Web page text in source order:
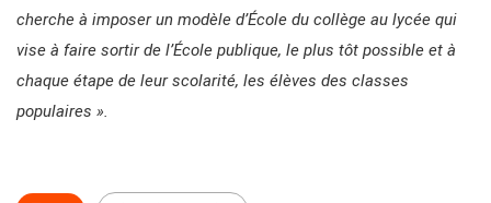
cherche à imposer un modèle d’École du collège au lycée qui
vise à faire sortir de l’École publique, le plus tôt possible et à
chaque étape de leur scolarité, les élèves des classes
populaires ».